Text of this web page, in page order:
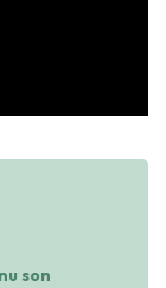
son